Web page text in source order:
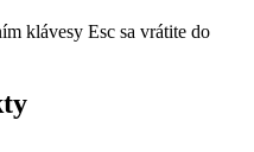
klávesy Esc sa vrátite do